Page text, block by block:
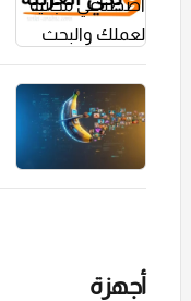
أجهزة